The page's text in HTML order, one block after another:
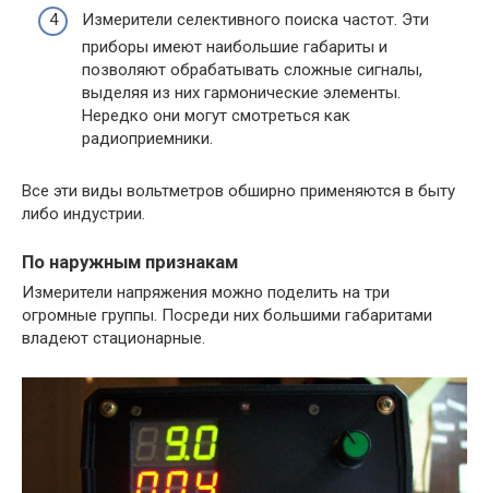
Измерители селективного поиска частот. Эти
приборы имеют наибольшие габариты и
позволяют обрабатывать сложные сигналы,
выделяя из них гармонические элементы.
Нередко они могут смотреться как
радиоприемники.
Все эти виды вольтметров обширно применяются в быту
либо индустрии.
По наружным признакам
Измерители напряжения можно поделить на три
огромные группы. Посреди них большими габаритами
владеют стационарные.